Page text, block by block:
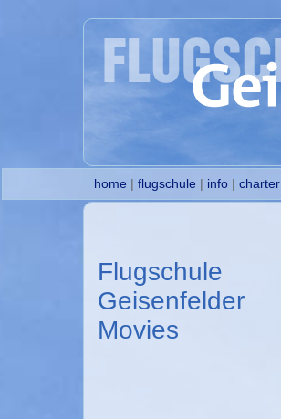
home | flugschule | info | charter
Flugschule
Geisenfelder
Movies